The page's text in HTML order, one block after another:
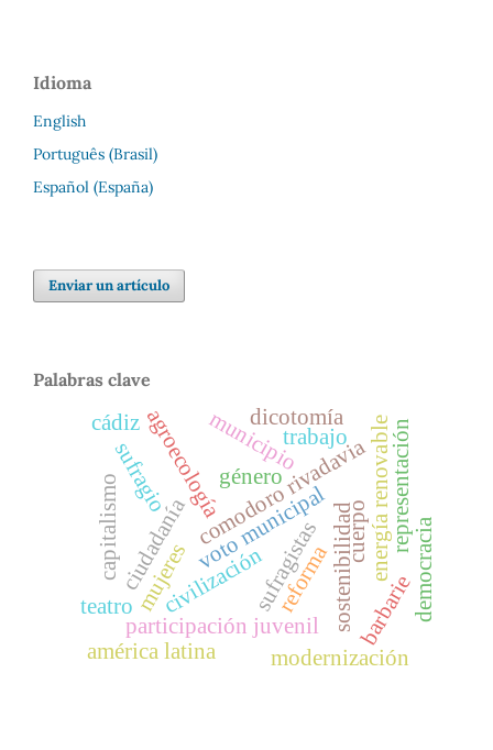
Idioma
English
Português (Brasil)
Español (España)
Enviar un artículo
Palabras clave
voto municipal
sufragistas
comodoro rivadaviaenergía renovable
participación juvenil sostenibilidad
agroecología
ciudadanía
género
municipio
reforma
sufragio
civilización barbarie
américa latina modernización
dicotomía
cuerpo
capitalismo representación
mujeres
trabajo
teatro
cádiz
democracia